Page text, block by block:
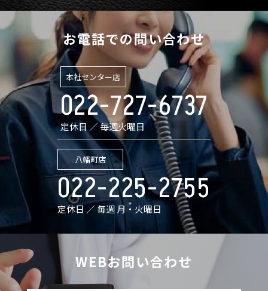
お電話での問い合わせ
本社センター店
022-727-6737
定休日 ／ 毎週火曜日
八幡町店
022-225-2755
定休日 ／ 毎週 月・火曜日
WEBお問い合わせ